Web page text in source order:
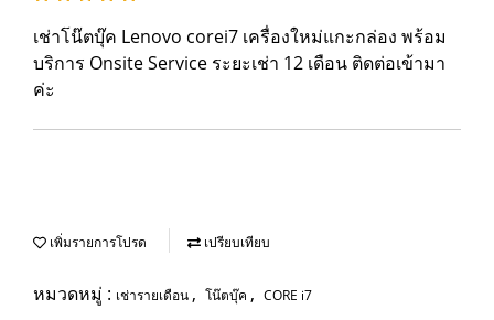
เช่าโน๊ตบุ๊ค Lenovo corei7 เครื่องใหม่แกะกล่อง พร้อม
บริการ Onsite Service ระยะเช่า 12 เดือน ติดต่อเข้ามา
ค่ะ
เพิ่มรายการโปรด เปรียบเทียบ
หมวดหมู่ : เช่ารายเดือน , โน๊ตบุ๊ค , CORE i7